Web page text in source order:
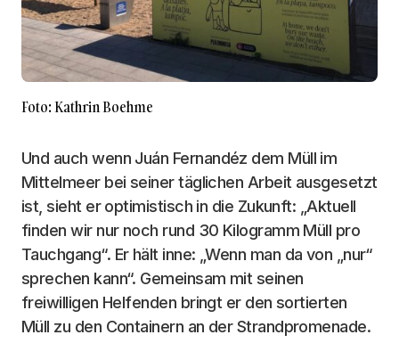
Foto: Kathrin Boehme
Und auch wenn Juán Fernandéz dem Müll im
Mittelmeer bei seiner täglichen Arbeit ausgesetzt
ist, sieht er optimistisch in die Zukunft: „Aktuell
finden wir nur noch rund 30 Kilogramm Müll pro
Tauchgang“. Er hält inne: „Wenn man da von „nur“
sprechen kann“. Gemeinsam mit seinen
freiwilligen Helfenden bringt er den sortierten
Müll zu den Containern an der Strandpromenade.